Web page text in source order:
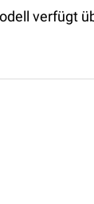
verfügt